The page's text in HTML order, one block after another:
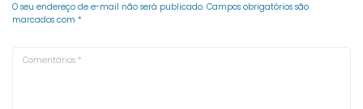
O seu endereço de e-mail não será publicado. Campos obrigatórios são
marcados com *